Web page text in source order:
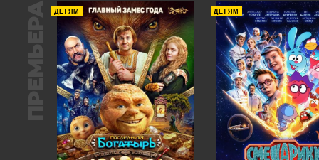
ПРЕМЬЕРА ДЕТЯМ ДЕТЯМ